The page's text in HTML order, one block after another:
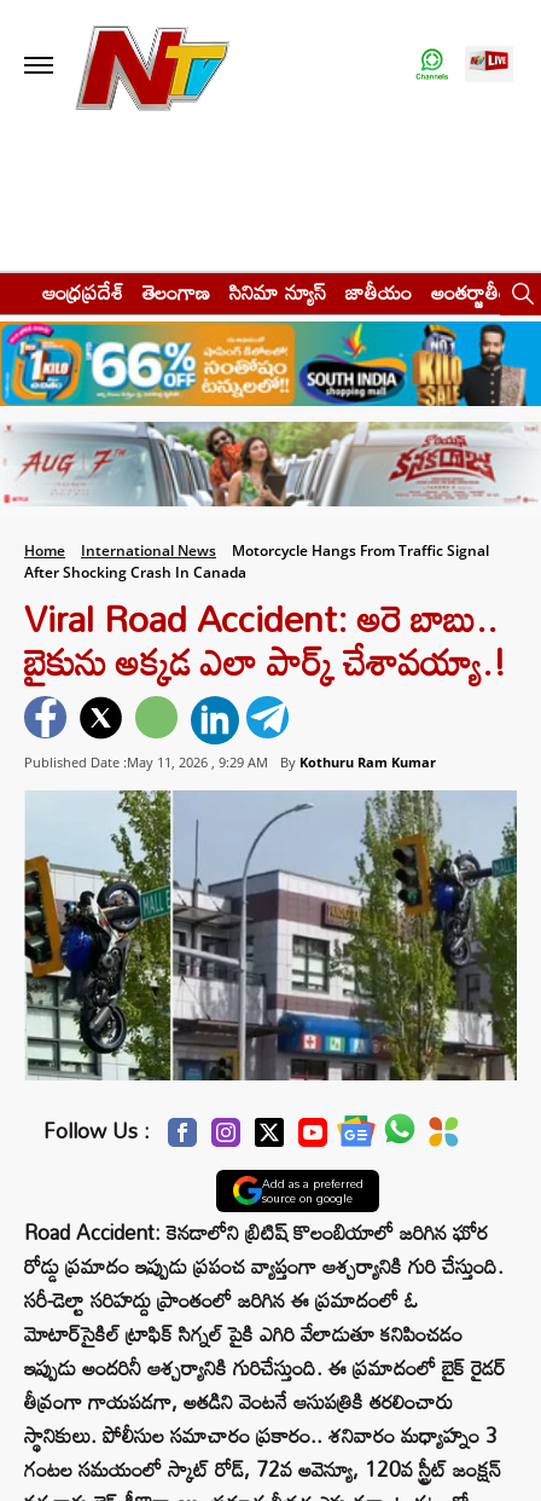
ఆంధ్రప్రదేశ్ తెలంగాణ సినిమా న్యూస్ జాతీయం అంతర్జాతీయం
Home International News
Motorcycle Hangs From Traffic Signal
After Shocking Crash In Canada
Viral Road Accident: అరె బాబు..
బైకును అక్కడ ఎలా పార్క్ చేశావయ్యా.!
Published Date :May 11, 2026 , 9:29 AM By Kothuru Ram Kumar
Follow Us :
Add as a preferred
source on google
Road Accident: కెనడాలోని బ్రిటిష్ కొలంబియాలో జరిగిన ఘోర
రోడ్డు ప్రమాదం ఇప్పుడు ప్రపంచ వ్యాప్తంగా ఆశ్చర్యానికి గురి చేస్తుంది.
సరీ-డెల్టా సరిహద్దు ప్రాంతంలో జరిగిన ఈ ప్రమాదంలో ఓ
మోటార్‌సైకిల్ ట్రాఫిక్ సిగ్నల్ పైకి ఎగిరి వేలాడుతూ కనిపించడం
ఇప్పుడు అందరినీ ఆశ్చర్యానికి గురిచేస్తుంది. ఈ ప్రమాదంలో బైక్ రైడర్
తీవ్రంగా గాయపడగా, అతడిని వెంటనే ఆసుపత్రికి తరలించారు
స్థానికులు. పోలీసుల సమాచారం ప్రకారం.. శనివారం మధ్యాహ్నం 3
గంటల సమయంలో స్కాట్ రోడ్, 72వ అవెన్యూ, 120వ స్ట్రీట్ జంక్షన్